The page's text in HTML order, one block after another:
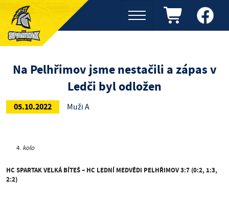
Na Pelhřimov jsme nestačili a zápas v
Ledči byl odložen
05.10.2022 Muži A
kolo
HC SPARTAK VELKÁ BÍTEŠ – HC LEDNÍ MEDVĚDI PELHŘIMOV 3:7 (0:2, 1:3,
2:2)